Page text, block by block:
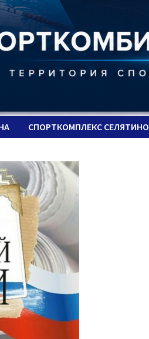
СПОРТКОМПЛЕКС СЕЛЯТИНО